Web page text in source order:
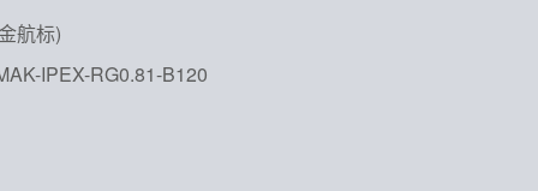
航标)
IPEX-RG0.81-B120